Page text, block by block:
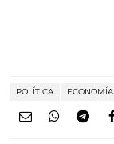
POLÍTICA ECONOMÍA